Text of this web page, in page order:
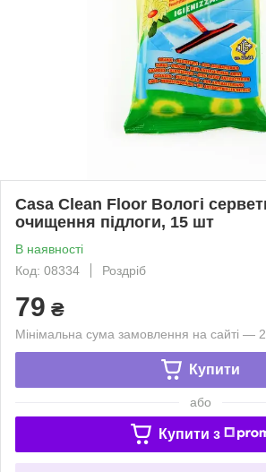
Casa Clean Floor Вологі
очищення підлоги, 15 шт
В наявності
Код: 08334
Роздріб
79 ₴
Мінімальна сума замовлення на сайті —
Купити
або
Купити з